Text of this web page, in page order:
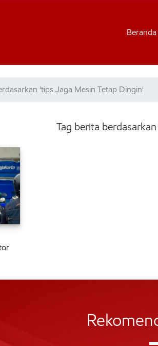
Beranda
'tips Jaga Mesin Tetap Dingin'
Tag berita